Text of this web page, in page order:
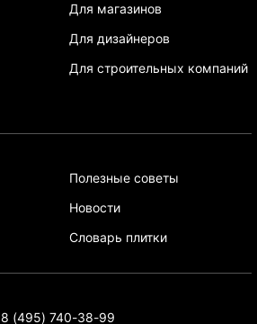
Для магазинов
Для дизайнеров
Для строительных компаний
Полезные советы
Новости
Словарь плитки
8 (495) 740-38-99